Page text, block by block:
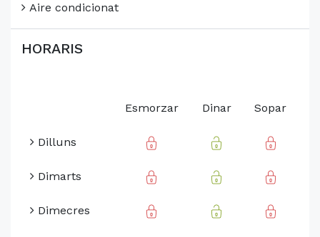
Aire condicionat
HORARIS
Esmorzar Dinar Sopar
Dilluns
Dimarts
Dimecres